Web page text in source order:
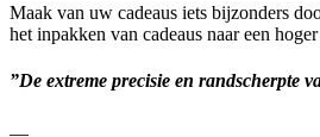
Maak van uw cadeaus iets bijzonders
het inpakken van cadeaus naar een
”De extreme precisie en randscherpte